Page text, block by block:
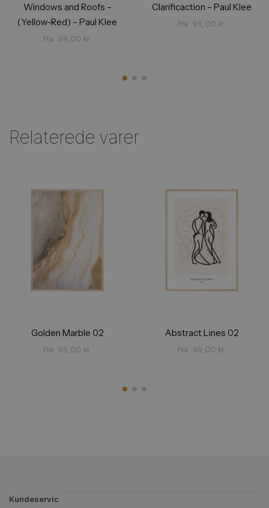
Windows and Roofs –
(Yellow-Red) – Paul Klee
Fra 99,00 kr.
Clarificaction – Paul Klee
Fra 99,00 kr.
Relaterede varer
Golden Marble 02
Fra 99,00 kr.
Abstract Lines 02
Fra 99,00 kr.
Kundeservic